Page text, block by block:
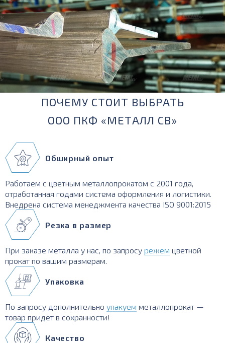
ПОЧЕМУ СТОИТ ВЫБРАТЬ
ООО ПКФ «МЕТАЛЛ СВ»
Обширный опыт
Работаем с цветным металлопрокатом с 2001 года,
отработанная годами система оформления и логистики.
Внедрена система менеджмента качества ISO 9001:2015
Резка в размер
При заказе металла у нас, по запросу режем цветной
прокат по вашим размерам.
Упаковка
По запросу дополнительно упакуем металлопрокат —
товар придет в сохранности!
Качество